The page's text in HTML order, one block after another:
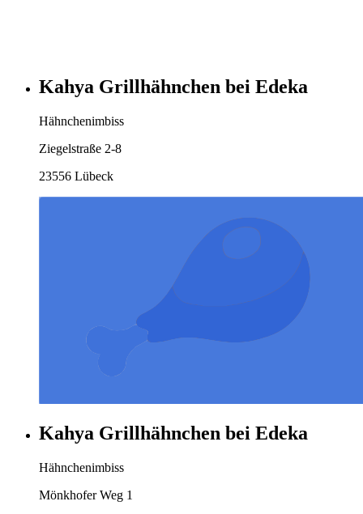
Kahya Grillhähnchen bei Edeka
Hähnchenimbiss
Ziegelstraße 2-8
23556 Lübeck
Kahya Grillhähnchen bei Edeka
Hähnchenimbiss
Mönkhofer Weg 1